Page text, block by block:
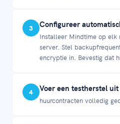
3 Configureer
Installeer Mindtime op elk
server. Stel
encryptie in. Bevestig dat
4 Voer een testherstel uit
huurcontracten volledig